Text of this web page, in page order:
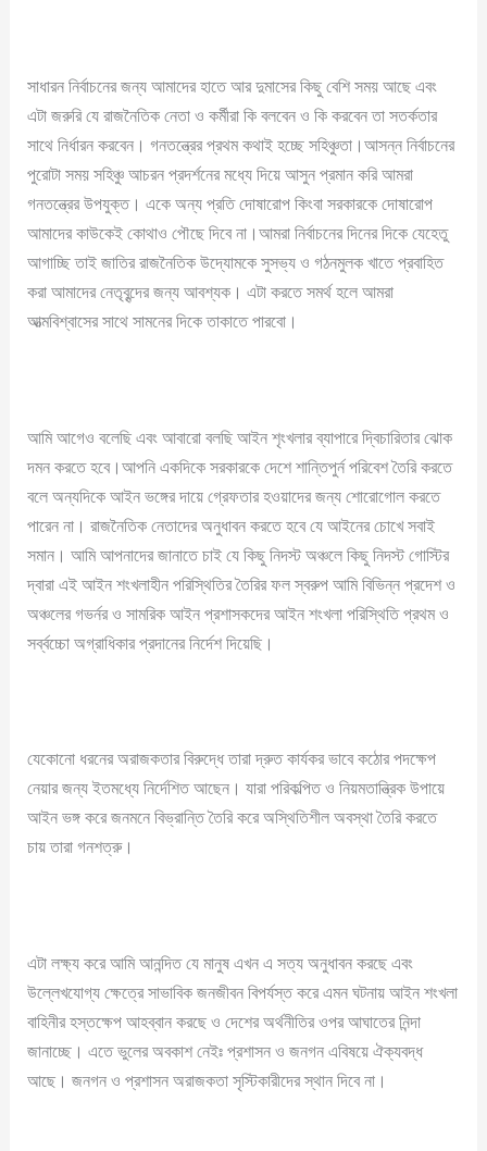
সাধারন নির্বাচনের জন্য আমাদের হাতে আর দুমাসের কিছু বেশি সময় আছে এবং
এটা জরুরি যে রাজনৈতিক নেতা ও কর্মীরা কি বলবেন ও কি করবেন তা সতর্কতার
সাথে নির্ধারন করবেন। গনতন্ত্রের প্রথম কথাই হচ্ছে সহিঞ্চুতা।আসন্ন নির্বাচনের
পুরোটা সময় সহিঞ্চু আচরন প্রদর্শনের মধ্যে দিয়ে আসুন প্রমান করি আমরা
গনতন্ত্রের উপযুক্ত। একে অন্য প্রতি দোষারোপ কিংবা সরকারকে দোষারোপ
আমাদের কাউকেই কোথাও পৌছে দিবে না।আমরা নির্বাচনের দিনের দিকে যেহেতু
আগাচ্ছি তাই জাতির রাজনৈতিক উদ্যোমকে সুসভ্য ও গঠনমুলক খাতে প্রবাহিত
করা আমাদের নেতৃবৃন্দের জন্য আবশ্যক। এটা করতে সমর্থ হলে আমরা
আত্মবিশ্বাসের সাথে সামনের দিকে তাকাতে পারবো।
আমি আগেও বলেছি এবং আবারো বলছি আইন শৃংখলার ব্যাপারে দ্বিচারিতার ঝোক
দমন করতে হবে।আপনি একদিকে সরকারকে দেশে শান্তিপুর্ন পরিবেশ তৈরি করতে
বলে অন্যদিকে আইন ভঙ্গের দায়ে গ্রেফতার হওয়াদের জন্য শোরোগোল করতে
পারেন না। রাজনৈতিক নেতাদের অনুধাবন করতে হবে যে আইনের চোখে সবাই
সমান। আমি আপনাদের জানাতে চাই যে কিছু নিদস্ট অঞ্চলে কিছু নিদস্ট গোস্টির
দ্বারা এই আইন শংখলাহীন পরিস্থিতির তৈরির ফল স্বরুপ আমি বিভিন্ন প্রদেশ ও
অঞ্চলের গভর্নর ও সামরিক আইন প্রশাসকদের আইন শংখলা পরিস্থিতি প্রথম ও
সর্ব্বচ্চো অগ্রাধিকার প্রদানের নির্দেশ দিয়েছি।
যেকোনো ধরনের অরাজকতার বিরুদ্ধে তারা দ্রুত কার্যকর ভাবে কঠোর পদক্ষেপ
নেয়ার জন্য ইতমধ্যে নির্দেশিত আছেন। যারা পরিকল্পিত ও নিয়মতান্ত্রিক উপায়ে
আইন ভঙ্গ করে জনমনে বিভ্রান্তি তৈরি করে অস্থিতিশীল অবস্থা তৈরি করতে
চায় তারা গনশত্রু।
এটা লক্ষ্য করে আমি আনন্দিত যে মানুষ এখন এ সত্য অনুধাবন করছে এবং
উল্লেখযোগ্য ক্ষেত্রে সাভাবিক জনজীবন বিপর্যস্ত করে এমন ঘটনায় আইন শংখলা
বাহিনীর হস্তক্ষেপ আহব্বান করছে ও দেশের অর্থনীতির ওপর আঘাতের নিন্দা
জানাচ্ছে। এতে ভুলের অবকাশ নেইঃ প্রশাসন ও জনগন এবিষয়ে ঐক্যবদ্ধ
আছে। জনগন ও প্রশাসন অরাজকতা সৃস্টিকারীদের স্থান দিবে না।